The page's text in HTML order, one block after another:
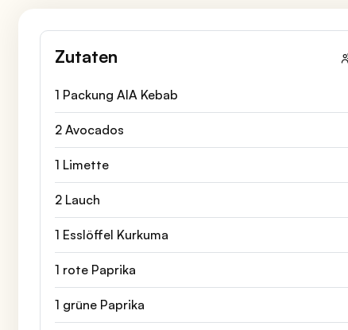
Zutaten
1 Packung AIA Kebab
2 Avocados
1 Limette
2 Lauch
1 Esslöffel Kurkuma
1 rote Paprika
1 grüne Paprika